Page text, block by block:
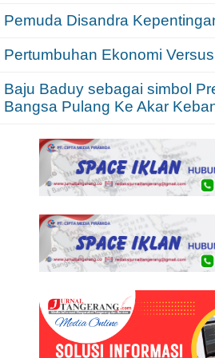
Pemuda Disandra
Pertumbuhan Ekonomi
Baju Baduy sebagai simbol
Bangsa Pulang Ke Akar